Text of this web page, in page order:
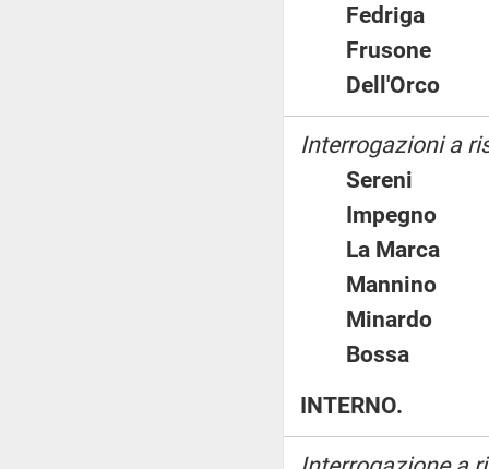
Fedriga
Frusone
Dell'Orco
Interrogazioni a
Sereni
Impegno
La Marca
Mannino
Minardo
Bossa
INTERNO.